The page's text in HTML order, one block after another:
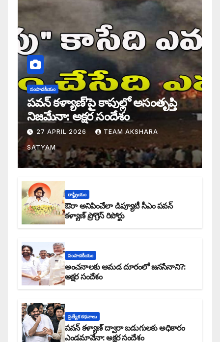
సంపాదకీయం
పవన్ కళ్యాణ్’పై కాపుల్లో అసంతృప్తి
నిజమేనా: అక్షర సందేశం
27 APRIL 2026 TEAM AKSHARA
SATYAM
రాష్ట్రీయం
ఔరా అనిపించేలా డిప్యూటీ సీఎం పవన్
కళ్యాణ్ ప్రోగ్రెస్ రిపోర్టు
సంపాదకీయం
అంచనాలకు ఆమడ దూరంలో జనసేనాని?:
అక్షర సందేశం
ప్రత్యేక కధనాలు
పవన్ కళ్యాణ్ ద్వారా బడుగులకు అధికారం
ఎండమావేనా: అక్షర సందేశం